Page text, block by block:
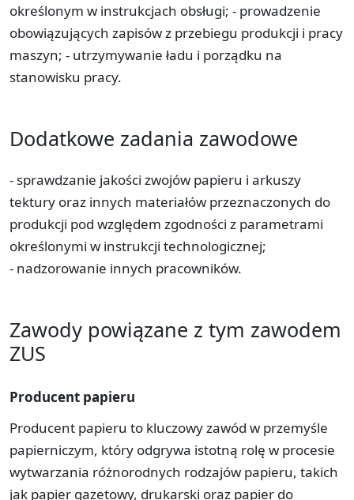
określonym w instrukcjach obsługi; - prowadzenie
obowiązujących zapisów z przebiegu produkcji i pracy
maszyn; - utrzymywanie ładu i porządku na
stanowisku pracy.
Dodatkowe zadania zawodowe
- sprawdzanie jakości zwojów papieru i arkuszy
tektury oraz innych materiałów przeznaczonych do
produkcji pod względem zgodności z parametrami
określonymi w instrukcji technologicznej;
- nadzorowanie innych pracowników.
Zawody powiązane z tym zawodem
ZUS
Producent papieru
Producent papieru to kluczowy zawód w przemyśle
papierniczym, który odgrywa istotną rolę w procesie
wytwarzania różnorodnych rodzajów papieru, takich
jak papier gazetowy, drukarski oraz papier do